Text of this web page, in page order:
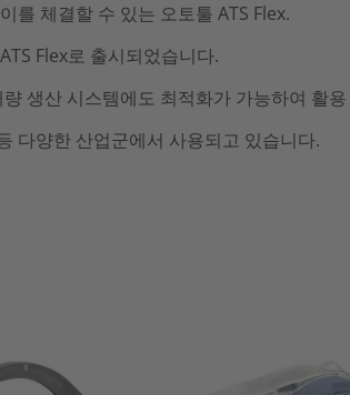
를 체결할 수 있는 오토툴 ATS Flex.
Flex로 출시되었습니다.
생산 시스템에도 최적화가 가능하여 활
다양한 산업군에서 사용되고 있습니다.